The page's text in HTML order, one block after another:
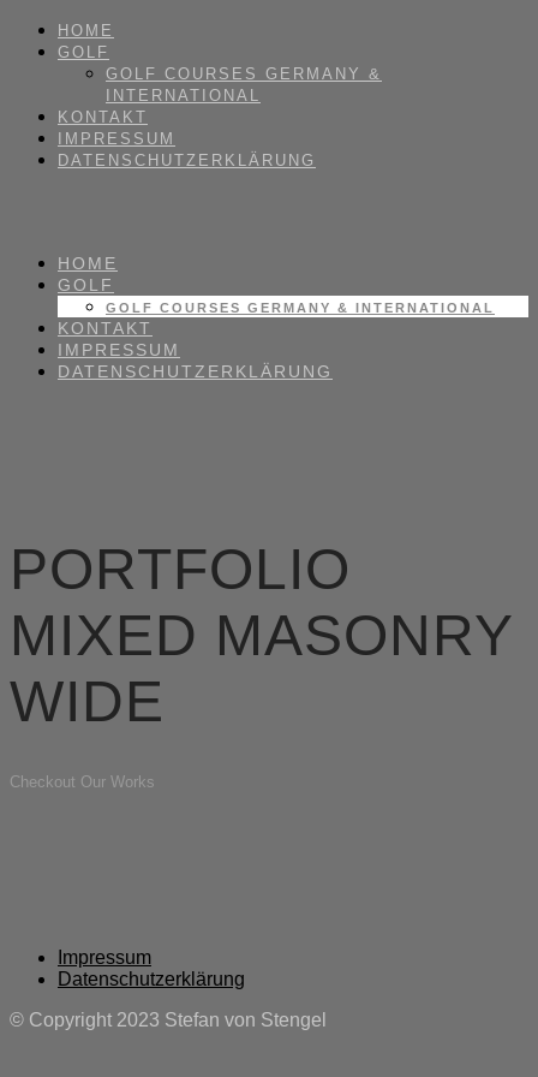
HOME
GOLF
GOLF COURSES GERMANY &
INTERNATIONAL
KONTAKT
IMPRESSUM
DATENSCHUTZERKLÄRUNG
HOME
GOLF
GOLF COURSES GERMANY & INTERNATIONAL
KONTAKT
IMPRESSUM
DATENSCHUTZERKLÄRUNG
PORTFOLIO
MIXED MASONRY
WIDE
Checkout Our Works
Impressum
Datenschutzerklärung
© Copyright 2023 Stefan von Stengel